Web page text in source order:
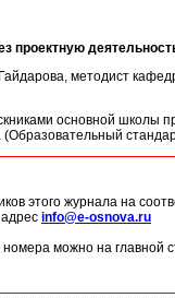
проектную
методист
основной школы
этого журнала на
info@e-osnova.ru
можно на